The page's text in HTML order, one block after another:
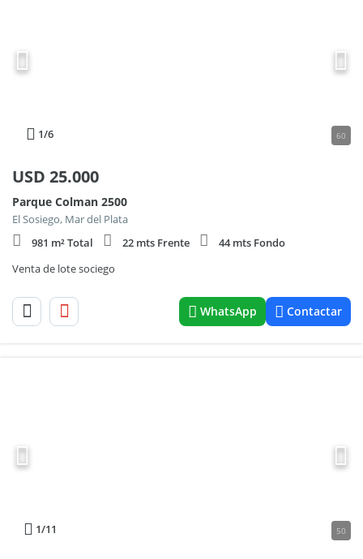
1/6 60
USD 25.000
Parque Colman 2500
El Sosiego, Mar del Plata
981 m² Total
22 mts Frente
44 mts Fondo
Venta de lote sociego
WhatsApp Contactar
1/11 50